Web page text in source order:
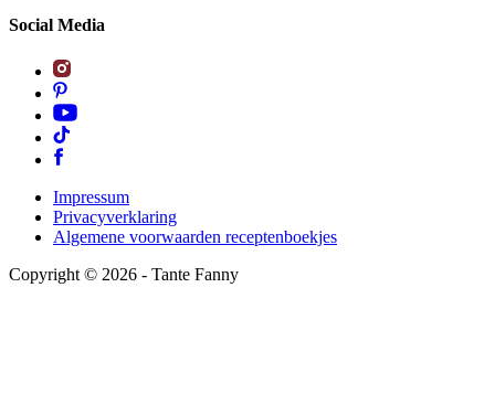
Social Media
Impressum
Privacyverklaring
Algemene voorwaarden receptenboekjes
Copyright © 2026 - Tante Fanny